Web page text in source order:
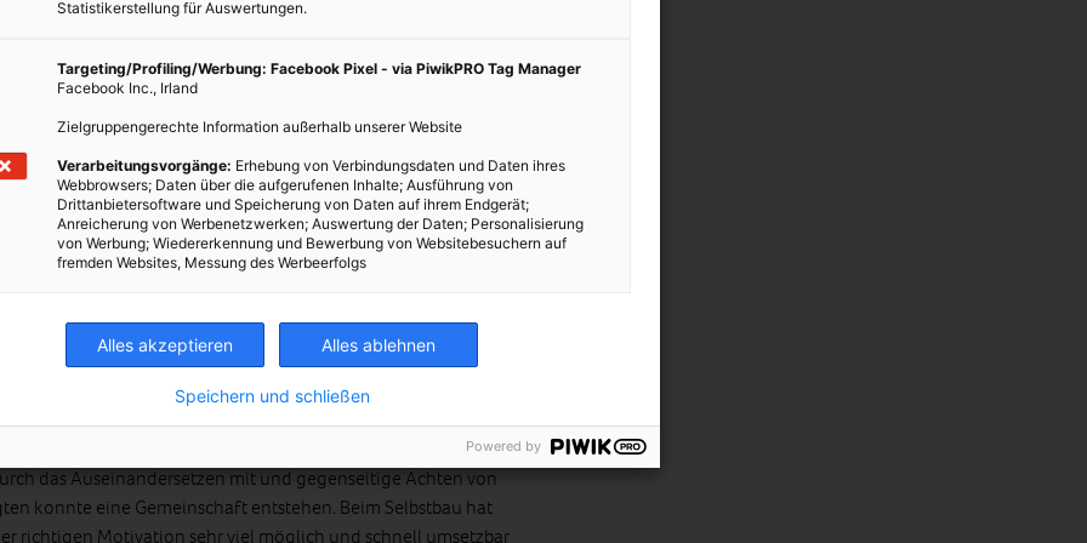
werden, wie sowohl die partizipative Planung, als auch das
Laien möglich ist. Die Erkenntnisse daraus sollen in weiterer
Baugruppen in diesem Bereich zu unterstützen, bzw.
möglich ist, so ein Projekt umzusetzen. Dieser Prototyp ist
drei Stöcke möglich sind. Aktuell wird jedoch nur ein Stock
sowie die Unterstützung diverser Firmen, die
Es hat sich hierbei jedoch gezeigt, dass auch
für diverse sonstige Materialien notwendig und
zu halten.
innerhalb weniger Monate die Gruppe durch das
zusammengewachsen ist, und auch privat gute
das Auseinandersetzen mit und gegenseitige Achten von
konnte eine Gemeinschaft entstehen. Beim Selbstbau hat
richtigen Motivation sehr viel möglich und schnell umsetzbar
Statistikerstellung für Auswertungen.
Targeting/Profiling/Werbung: Facebook Pixel - via PiwikPRO Tag Manager
Facebook Inc., Irland
Zielgruppengerechte Information außerhalb unserer Website
Verarbeitungsvorgänge: Erhebung von Verbindungsdaten und Daten ihres
Webbrowsers; Daten über die aufgerufenen Inhalte; Ausführung von
Drittanbietersoftware und Speicherung von Daten auf ihrem Endgerät;
Anreicherung von Werbenetzwerken; Auswertung der Daten; Personalisierung
von Werbung; Wiedererkennung und Bewerbung von Websitebesuchern auf
fremden Websites, Messung des Werbeerfolgs
Alles akzeptieren Alles ablehnen
Speichern und schließen
Powered by